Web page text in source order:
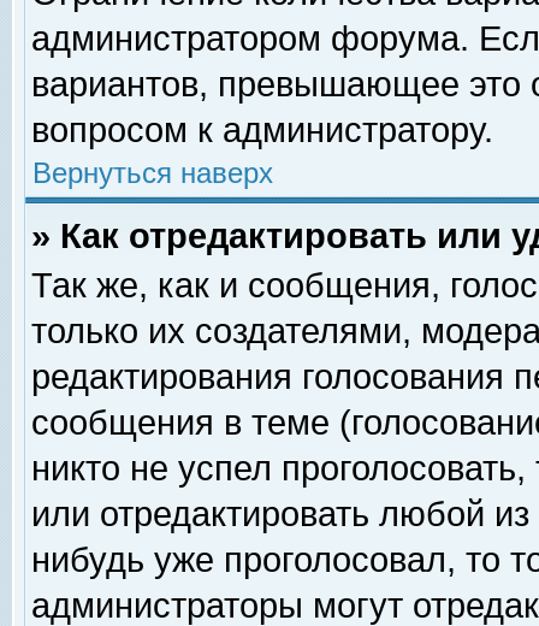
администратором форума.
вариантов, превышающее это
вопросом к администратору.
Вернуться наверх
» Как отредактировать или
Так же, как и сообщения,
только их создателями,
редактирования голосования
сообщения в теме
никто не успел
или отредактировать любой
нибудь уже проголосовал, то
администраторы могут